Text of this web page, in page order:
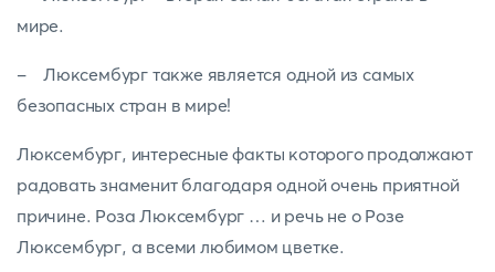
мире.
- Люксембург также является одной из самых
безопасных стран в мире!
Люксембург, интересные факты которого продолжают
радовать знаменит благодаря одной очень приятной
причине. Роза Люксембург … и речь не о Розе
Люксембург, а всеми любимом цветке.